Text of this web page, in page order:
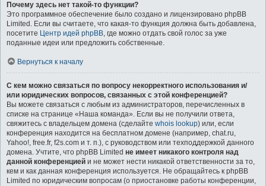
Почему здесь нет такой-то функции?
Это программное обеспечение было создано и лицензировано phpBB
Limited. Если вы считаете, что какая-то функция должна быть добавлена,
посетите Центр идей phpBB, где можно отдать свой голос за уже
поданные идеи или предложить собственные.
Вернуться к началу
С кем можно связаться по вопросу некорректного использования и/
или юридических вопросов, связанных с этой конференцией?
Вы можете связаться с любым из администраторов, перечисленных в
списке на странице «Наша команда». Если вы не получили ответа,
свяжитесь с владельцем домена (сделайте whois lookup) или, если
конференция находится на бесплатном домене (например, chat.ru,
Yahoo!, free.fr, f2s.com и т. п.), с руководством или техподдержкой данного
домена. Учтите, что phpBB Limited не имеет никакого контроля над
данной конференцией и не может нести никакой ответственности за то,
кем и как данная конференция используется. Не обращайтесь к phpBB
Limited по юридическим вопросам (о приостановке работы конференции,